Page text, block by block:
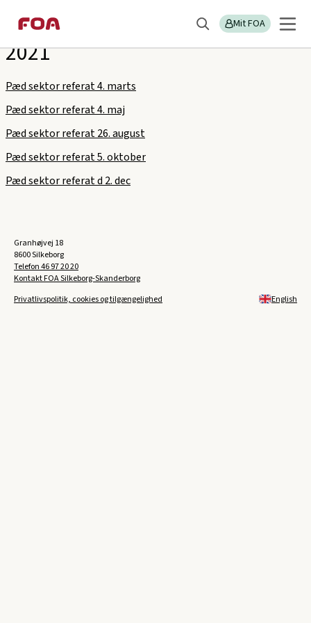
til
hovedindhold
til
hovedmenu
Søg Mit FOA
Sektions
menu
FOA Silkeborg-Skanderborg
2021
Pæd sektor referat 4. marts
Pæd sektor referat 4. maj
Pæd sektor referat 26. august
Pæd sektor referat 5. oktober
Pæd sektor referat d 2. dec
Granhøjvej 18
8600 Silkeborg
Telefon46 97 20 20
Kontakt FOA Silkeborg-Skanderborg
Privatlivspolitik, cookies og tilgængelighed
English